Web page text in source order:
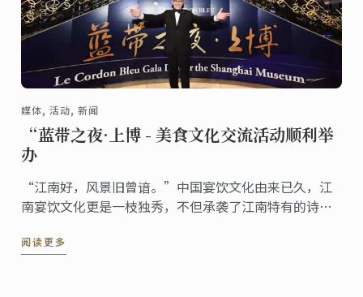
媒体, 活动, 新闻
“蓝带之夜·上博 - 美食文化交流活动顺利举
办
“江南好，风景旧曾谙。”中国宴饮文化由来已久，江
南宴饮文化更是一枝独秀，不但承袭了江南特有的诗情
精细。12月17日，“蓝带之夜·上博”暨“江南文化，
阅读更多